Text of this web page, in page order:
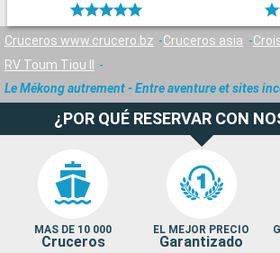
Cruceros www.crucero.bz Cruceros asia
RV Toum Tiou II
Le Mékong autrement - Entre aventure et sites
¿POR QUÉ RESERVAR CON
MAS DE 10 000
Cruceros
EL MEJOR PRECIO
Garantizado